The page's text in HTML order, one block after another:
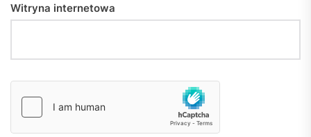
Witryna internetowa